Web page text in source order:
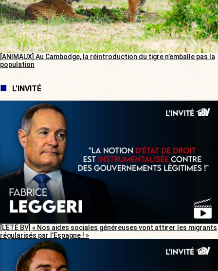
[ANIMAUX] Au Cambodge, la réintroduction du tigre n’emballe pas la
population
L'INVITÉ
[L’ÉTÉ BV] « Nos aides sociales généreuses vont attirer les migrants
régularisés par l’Espagne ! »